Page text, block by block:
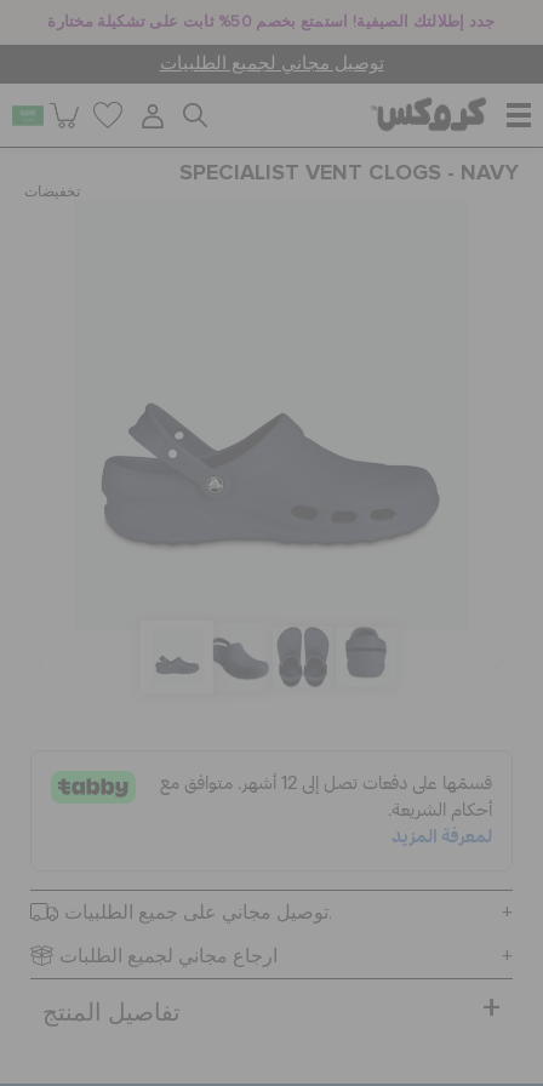
جدد إطلالتك الصيفية! استمتع بخصم 50% ثابت على تشكيلة مختارة
توصيل مجاني لجميع الطلبيات
كروكس لمكان العمل
مميز
SPECIALIST VENT CLOGS - NAVY
تخفيضات
توصيل مجاني على جميع الطلبيات.
ارجاع مجاني لجميع الطلبات
تفاصيل المنتج